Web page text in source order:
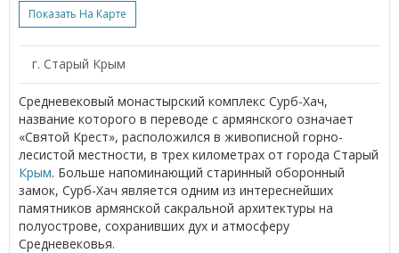
Показать На Карте
г. Старый Крым
Средневековый монастырский комплекс Сурб-Хач,
название которого в переводе с армянского означает
«Святой Крест», расположился в живописной горно-
лесистой местности, в трех километрах от города Старый
Крым. Больше напоминающий старинный оборонный
замок, Сурб-Хач является одним из интереснейших
памятников армянской сакральной архитектуры на
полуострове, сохранивших дух и атмосферу
Средневековья.